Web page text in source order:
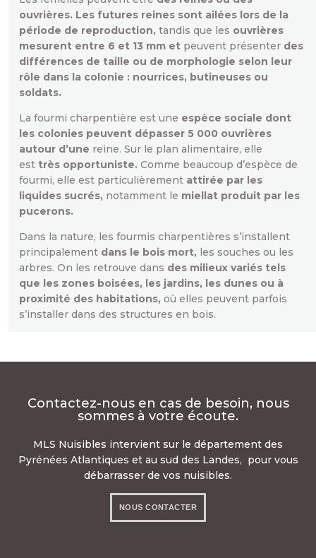
ouvrières. Les futures reines sont ailées lors de la
période de reproduction, tandis que les ouvrières
mesurent entre 6 et 13 mm et peuvent présenter des
différences de taille ou de morphologie selon leur
rôle dans la colonie : nourrices, butineuses ou
soldats.
La fourmi charpentière est une espèce sociale dont
les colonies peuvent dépasser 5 000 ouvrières
autour d’une reine. Sur le plan alimentaire, elle
est très opportuniste. Comme beaucoup d’espèce de
fourmi, elle est particulièrement attirée par les
liquides sucrés, notamment le miellat produit par les
pucerons.
Dans la nature, les fourmis charpentières s’installent
principalement dans le bois mort, les souches ou les
arbres. On les retrouve dans des milieux variés tels
que les zones boisées, les jardins, les dunes ou à
proximité des habitations, où elles peuvent parfois
s’installer dans des structures en bois.
Contactez-nous en cas de besoin, nous
sommes à votre écoute.
MLS Nuisibles intervient sur le département des
Pyrénées Atlantiques et au sud des Landes, pour vous
débarrasser de vos nuisibles.
NOUS CONTACTER